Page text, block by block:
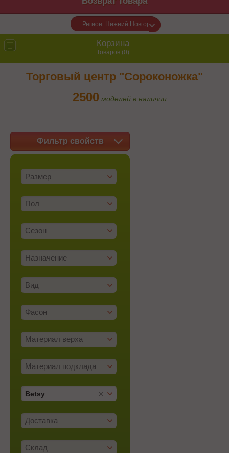
Регион: Нижний Новгород
Корзина
Товаров (0)
Торговый центр "Сороконожка"
2500 моделей в наличии
Фильтр свойств
Размер
Пол
Сезон
Назначение
Вид
Фасон
Материал верха
Материал подклада
Betsy
Доставка
Склад